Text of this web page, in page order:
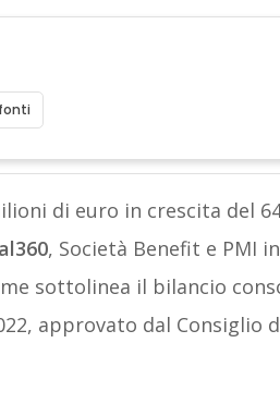
di euro in crescita del
, Società Benefit e PMI
sottolinea il bilancio
approvato dal Consiglio